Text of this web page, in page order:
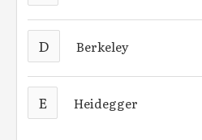
D Berkeley
E Heidegger